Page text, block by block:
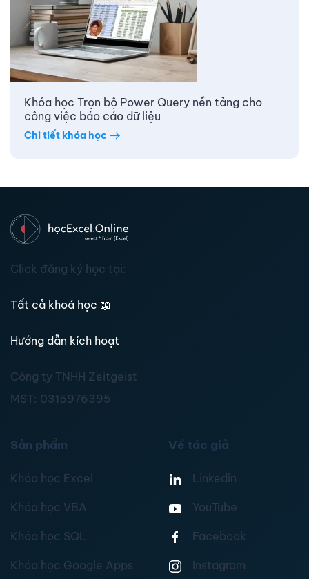
Khóa học Trọn bộ Power Query nền tảng cho
công việc báo cáo dữ liệu
Chi tiết khóa học
Click đăng ký học tại:
Tất cả khoá học 📖
Hướng dẫn kích hoạt
Công ty TNHH Zeitgeist
MST: 0315976395
Sản phẩm
Khóa học Excel
Khóa học VBA
Khóa học SQL
Khóa học Google Apps
Về tác giả
Linkedin
YouTube
Facebook
Instagram